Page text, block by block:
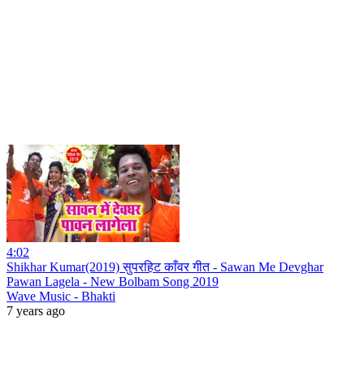
4:02
Shikhar Kumar(2019) सुपरहिट काँवर गीत - Sawan Me Devghar
Pawan Lagela - New Bolbam Song 2019
Wave Music - Bhakti
7 years ago